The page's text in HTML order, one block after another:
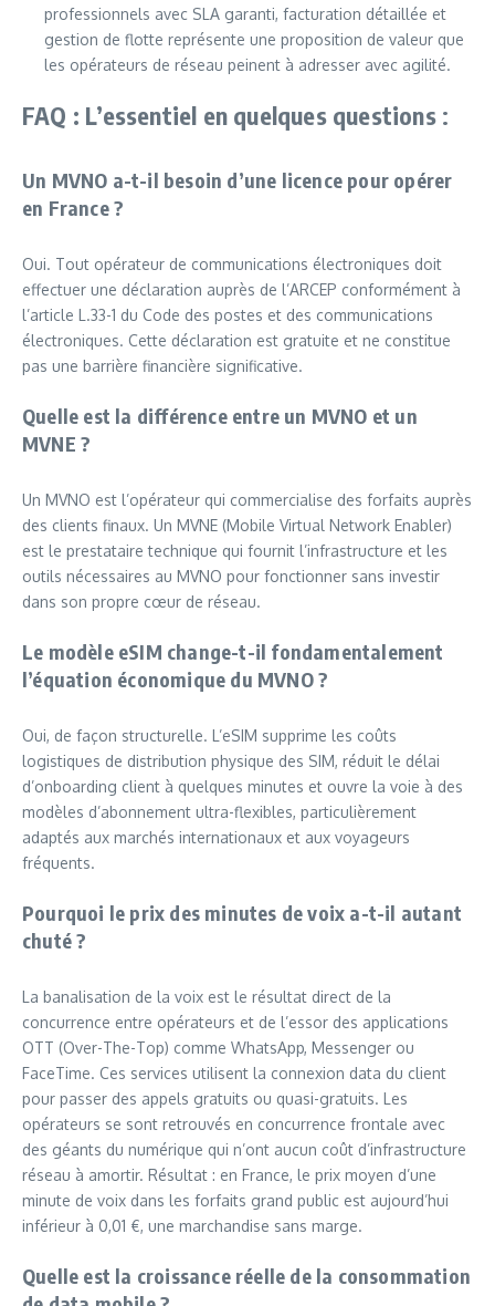
professionnels avec SLA garanti, facturation détaillée et
gestion de flotte représente une proposition de valeur que
les opérateurs de réseau peinent à adresser avec agilité.
FAQ : L’essentiel en quelques questions:
Un MVNO a-t-il besoin d’une licence pour opérer
en France ?
Oui. Tout opérateur de communications électroniques doit
effectuer une déclaration auprès de l’ARCEP conformément à
l’article L.33-1 du Code des postes et des communications
électroniques. Cette déclaration est gratuite et ne constitue
pas une barrière financière significative.
Quelle est la différence entre un MVNO et un
MVNE ?
Un MVNO est l’opérateur qui commercialise des forfaits auprès
des clients finaux. Un MVNE (Mobile Virtual Network Enabler)
est le prestataire technique qui fournit l’infrastructure et les
outils nécessaires au MVNO pour fonctionner sans investir
dans son propre cœur de réseau.
Le modèle eSIM change-t-il fondamentalement
l’équation économique du MVNO ?
Oui, de façon structurelle. L’eSIM supprime les coûts
logistiques de distribution physique des SIM, réduit le délai
d’onboarding client à quelques minutes et ouvre la voie à des
modèles d’abonnement ultra-flexibles, particulièrement
adaptés aux marchés internationaux et aux voyageurs
fréquents.
Pourquoi le prix des minutes de voix a-t-il autant
chuté ?
La banalisation de la voix est le résultat direct de la
concurrence entre opérateurs et de l’essor des applications
OTT (Over-The-Top) comme WhatsApp, Messenger ou
FaceTime. Ces services utilisent la connexion data du client
pour passer des appels gratuits ou quasi-gratuits. Les
opérateurs se sont retrouvés en concurrence frontale avec
des géants du numérique qui n’ont aucun coût d’infrastructure
réseau à amortir. Résultat : en France, le prix moyen d’une
minute de voix dans les forfaits grand public est aujourd’hui
inférieur à 0,01 €, une marchandise sans marge.
Quelle est la croissance réelle de la consommation